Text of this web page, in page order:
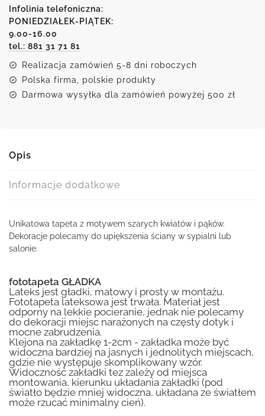
szarymi
kwiatuszkami
Infolinia telefoniczna:
PONIEDZIAŁEK-PIĄTEK:
9.00-16.00
tel.: 881 31 71 81
Realizacja zamówień 5-8 dni roboczych
Polska firma, polskie produkty
Darmowa wysyłka dla zamówień powyżej 500 zł
Opis
Informacje dodatkowe
Unikatowa tapeta z motywem szarych kwiatów i pąków.
Dekoracje polecamy do upiększenia ściany w sypialni lub
salonie.
fototapeta GŁADKA
Lateks jest gładki, matowy i prosty w montażu.
Fototapeta lateksowa jest trwała. Materiał jest
odporny na lekkie pocieranie, jednak nie polecamy
do dekoracji miejsc narażonych na częsty dotyk i
mocne zabrudzenia.
Klejona na zakładkę 1-2cm - zakładka może być
widoczna bardziej na jasnych i jednolitych miejscach,
gdzie nie występuje skomplikowany wzór.
Widoczność zakładki tez zależy od miejsca
montowania, kierunku układania zakładki (pod
światło będzie mniej widoczna, układana ze światłem
może rzucać minimalny cień).